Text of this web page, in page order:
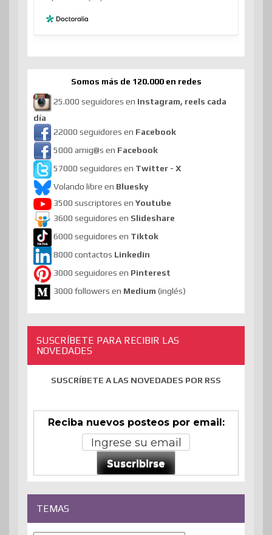
Somos más de 120.000 en redes
25.000 seguidores en Instagram, reels cada
día
22000 seguidores en Facebook
5000 amig@s en Facebook
57000 seguidores en Twitter - X
Volando libre en Bluesky
3500 suscriptores en Youtube
3600 seguidores en Slideshare
6000 seguidores en Tiktok
8000 contactos Linkedin
3000 seguidores en Pinterest
3000 followers en Medium (inglés)
SUSCRÍBETE PARA RECIBIR LAS
NOVEDADES
SUSCRÍBETE A LAS NOVEDADES POR RSS
Reciba nuevos posteos por email:
Suscribirse
TEMAS